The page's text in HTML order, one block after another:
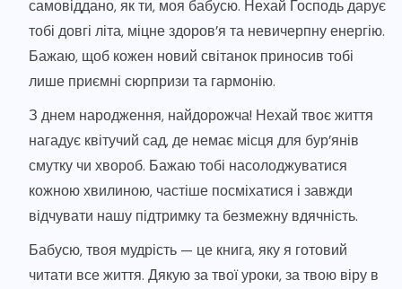
самовіддано, як ти, моя бабусю. Нехай Господь дарує
тобі довгі літа, міцне здоров’я та невичерпну енергію.
Бажаю, щоб кожен новий світанок приносив тобі
лише приємні сюрпризи та гармонію.
З днем народження, найдорожча! Нехай твоє життя
нагадує квітучий сад, де немає місця для бур’янів
смутку чи хвороб. Бажаю тобі насолоджуватися
кожною хвилиною, частіше посміхатися і завжди
відчувати нашу підтримку та безмежну вдячність.
Бабусю, твоя мудрість — це книга, яку я готовий
читати все життя. Дякую за твої уроки, за твою віру в